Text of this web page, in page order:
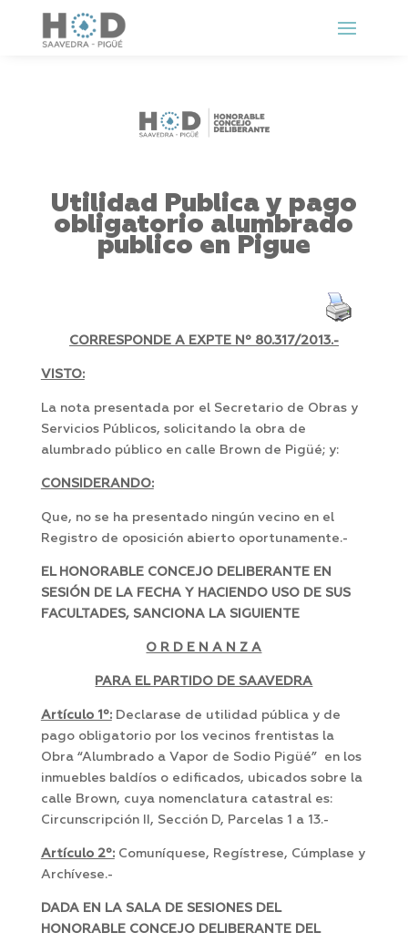
Utilidad Publica y pago
obligatorio alumbrado
publico en Pigue
CORRESPONDE A EXPTE Nº 80.317/2013.-
VISTO:
La nota presentada por el Secretario de Obras y
Servicios Públicos, solicitando la obra de
alumbrado público en calle Brown de Pigüé; y:
CONSIDERANDO:
Que, no se ha presentado ningún vecino en el
Registro de oposición abierto oportunamente.-
EL HONORABLE CONCEJO DELIBERANTE EN
SESIÓN DE LA FECHA Y HACIENDO USO DE SUS
FACULTADES, SANCIONA LA SIGUIENTE
O R D E N A N Z A
PARA EL PARTIDO DE SAAVEDRA
Artículo 1º:Declarase de utilidad pública y de
pago obligatorio por los vecinos frentistas la
Obra “Alumbrado a Vapor de Sodio Pigüé” en los
inmuebles baldíos o edificados, ubicados sobre la
calle Brown, cuya nomenclatura catastral es:
Circunscripción II, Sección D, Parcelas 1 a 13.-
Artículo 2º:Comuníquese, Regístrese, Cúmplase y
Archívese.-
DADA EN LA SALA DE SESIONES DEL
HONORABLE CONCEJO DELIBERANTE DEL